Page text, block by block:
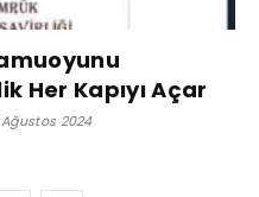
Her Kapıyı Açar
2024